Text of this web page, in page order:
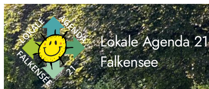
Zum
Inhalt
springen
Lokale Agenda 21
Falkensee